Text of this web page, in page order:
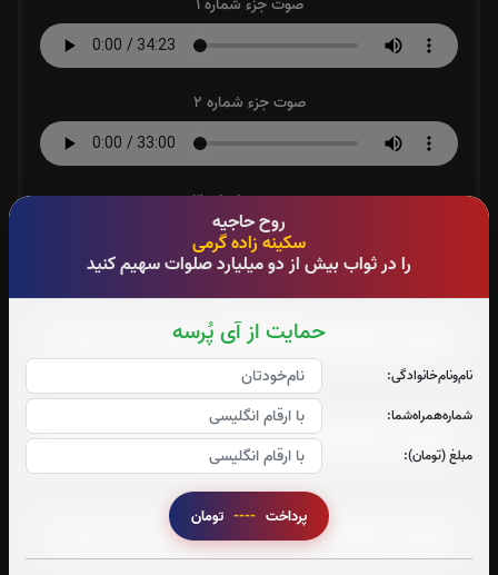
روح حاجیه
سکینه زاده گرمی
را در ثواب بیش از دو میلیارد صلوات سهیم کنید
حمایت از آی پُرسه
نام‌و‌نام‌خانوادگی:
شماره‌همراه‌شما:
مبلغ (تومان):
پرداخت ----
صوت جزء شماره 2
صوت جزء شماره 3
صوت جزء شماره 4
صوت جزء شماره 5
صوت جزء شماره 6